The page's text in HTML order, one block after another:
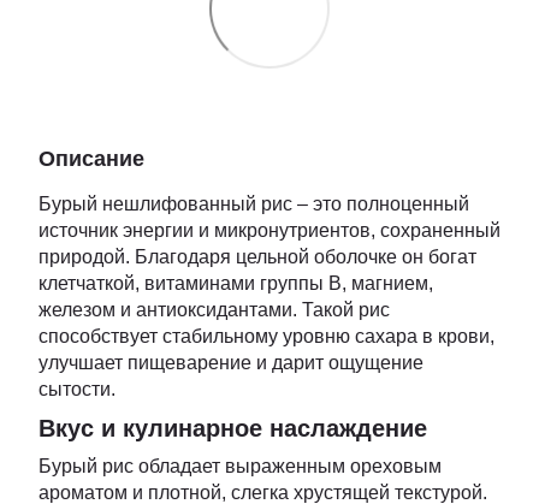
Описание
Бурый нешлифованный рис – это полноценный
источник энергии и микронутриентов, сохраненный
природой. Благодаря цельной оболочке он богат
клетчаткой, витаминами группы B, магнием,
железом и антиоксидантами. Такой рис
способствует стабильному уровню сахара в крови,
улучшает пищеварение и дарит ощущение
сытости.
Вкус и кулинарное наслаждение
Бурый рис обладает выраженным ореховым
ароматом и плотной, слегка хрустящей текстурой.